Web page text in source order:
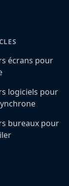
écrans pour
logiciels pour
bureaux pour